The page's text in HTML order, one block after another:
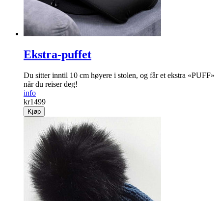
Ekstra-puffet
Du sitter inntil 10 cm høyere i stolen, og får et ekstra «PUFF»
når du reiser deg!
info
kr1499
Kjøp